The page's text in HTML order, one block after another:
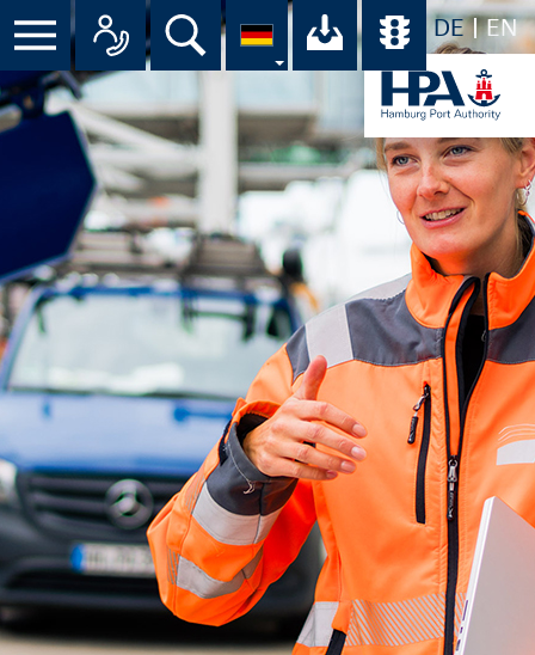
DE EN
Suche Ihr Download-